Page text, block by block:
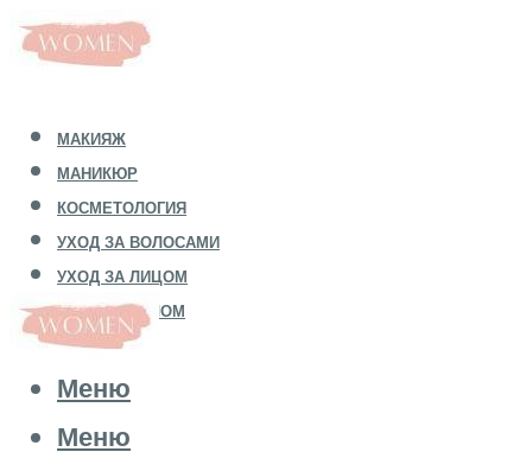
МАКИЯЖ
МАНИКЮР
КОСМЕТОЛОГИЯ
УХОД ЗА ВОЛОСАМИ
УХОД ЗА ЛИЦОМ
УХОД ЗА ТЕЛОМ
Меню
Меню